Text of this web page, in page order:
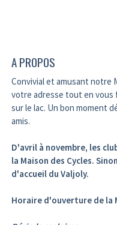
A PROPOS
Convivial et amusant notre
votre adresse tout en vous
sur le lac. Un bon moment
amis.
D'avril à novembre, les
la Maison des Cycles.
d'accueil du Valjoly.
Horaire d'ouverture de la